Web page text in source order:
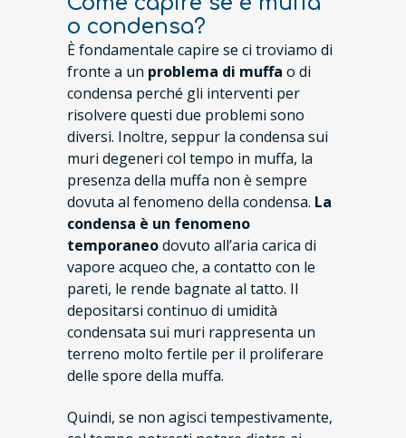
o condensa?
È fondamentale capire se ci troviamo di
fronte a un problema di muffa o di
condensa perché gli interventi per
risolvere questi due problemi sono
diversi. Inoltre, seppur la condensa sui
muri degeneri col tempo in muffa, la
presenza della muffa non è sempre
dovuta al fenomeno della condensa. La
condensa è un fenomeno
temporaneodovuto all’aria carica di
vapore acqueo che, a contatto con le
pareti, le rende bagnate al tatto. Il
depositarsi continuo di umidità
condensata sui muri rappresenta un
terreno molto fertile per il proliferare
delle spore della muffa.
Quindi, se non agisci tempestivamente,